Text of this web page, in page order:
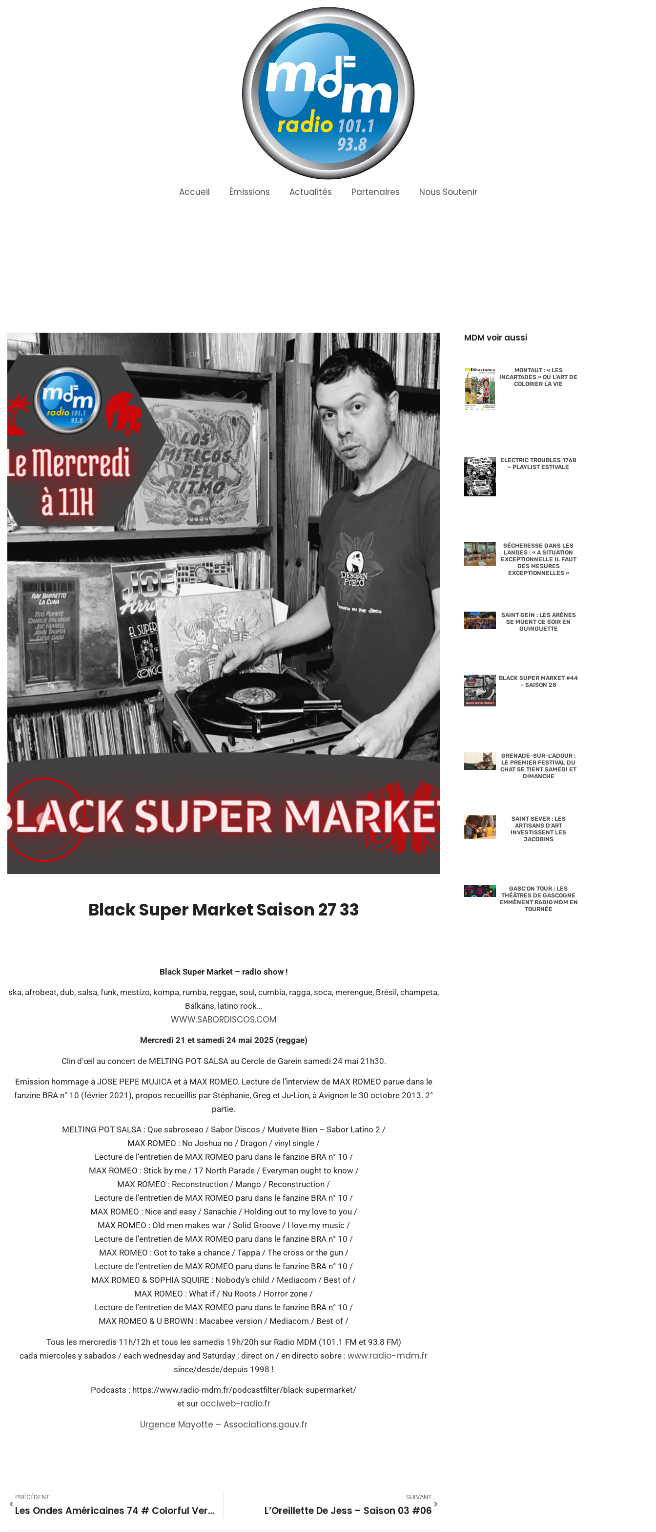
Accueil Émissions Actualités Partenaires Nous Soutenir
Black Super Market Saison 27 33
Black Super Market – radio show !
ska, afrobeat, dub, salsa, funk, mestizo, kompa, rumba, reggae, soul, cumbia, ragga, soca, merengue, Brésil, champeta,
Balkans, latino rock…
WWW.SABORDISCOS.COM
Mercredi 21 et samedi 24 mai 2025 (reggae)
Clin d’œil au concert de MELTING POT SALSA au Cercle de Garein samedi 24 mai 21h30.
Emission hommage à JOSE PEPE MUJICA et à MAX ROMEO. Lecture de l’interview de MAX ROMEO parue dans le
fanzine BRA n° 10 (février 2021), propos recueillis par Stéphanie, Greg et Ju-Lion, à Avignon le 30 octobre 2013. 2°
partie.
MELTING POT SALSA : Que sabroseao / Sabor Discos / Muévete Bien – Sabor Latino 2 /
MAX ROMEO : No Joshua no / Dragon / vinyl single /
Lecture de l’entretien de MAX ROMEO paru dans le fanzine BRA n° 10 /
MAX ROMEO : Stick by me / 17 North Parade / Everyman ought to know /
MAX ROMEO : Reconstruction / Mango / Reconstruction /
Lecture de l’entretien de MAX ROMEO paru dans le fanzine BRA n° 10 /
MAX ROMEO : Nice and easy / Sanachie / Holding out to my love to you /
MAX ROMEO : Old men makes war / Solid Groove / I love my music /
Lecture de l’entretien de MAX ROMEO paru dans le fanzine BRA n° 10 /
MAX ROMEO : Got to take a chance / Tappa / The cross or the gun /
Lecture de l’entretien de MAX ROMEO paru dans le fanzine BRA n° 10 /
MAX ROMEO & SOPHIA SQUIRE : Nobody’s child / Mediacom / Best of /
MAX ROMEO : What if / Nu Roots / Horror zone /
Lecture de l’entretien de MAX ROMEO paru dans le fanzine BRA n° 10 /
MAX ROMEO & U BROWN : Macabee version / Mediacom / Best of /
Tous les mercredis 11h/12h et tous les samedis 19h/20h sur Radio MDM (101.1 FM et 93.8 FM)
cada miercoles y sabados / each wednesday and Saturday ; direct on / en directo sobre : www.radio-mdm.fr
since/desde/depuis 1998 !
Podcasts : https://www.radio-mdm.fr/podcastfilter/black-supermarket/
et sur occiweb-radio.fr
Urgence Mayotte – Associations.gouv.fr
PRÉCÉDENT
Les Ondes Américaines 74 # Colorful Vermont
SUIVANT
L’Oreillette De Jess – Saison 03 #06
MDM voir aussi
MONTAUT : « LES
INCARTADES » OU L’ART DE
COLORIER LA VIE
ELECTRIC TROUBLES 1768
– PLAYLIST ESTIVALE
SÉCHERESSE DANS LES
LANDES : « A SITUATION
EXCEPTIONNELLE IL FAUT
DES MESURES
EXCEPTIONNELLES »
SAINT GEIN : LES ARÈNES
SE MUENT CE SOIR EN
GUINGUETTE
BLACK SUPER MARKET #44
– SAISON 28
GRENADE-SUR-L’ADOUR :
LE PREMIER FESTIVAL DU
CHAT SE TIENT SAMEDI ET
DIMANCHE
SAINT SEVER : LES
ARTISANS D’ART
INVESTISSENT LES
JACOBINS
GASC’ON TOUR : LES
THÉÂTRES DE GASCOGNE
EMMÈNENT RADIO MDM EN
TOURNÉE